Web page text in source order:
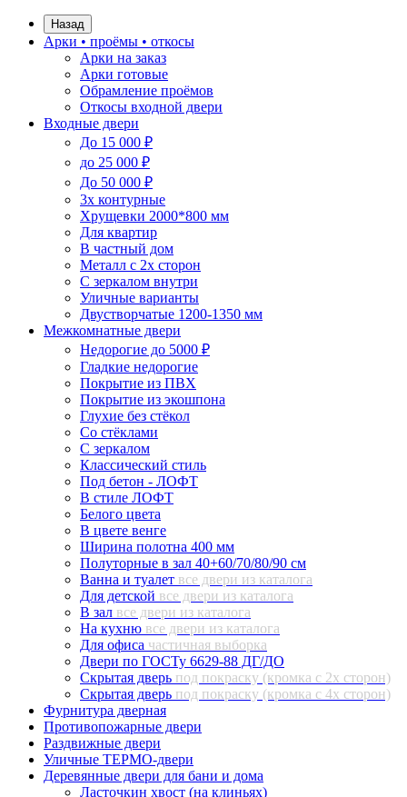
Назад
Арки • проёмы • откосы
Арки на заказ
Арки готовые
Обрамление проёмов
Откосы входной двери
Входные двери
До 15 000 ₽
до 25 000 ₽
До 50 000 ₽
3х контурные
Хрущевки 2000*800 мм
Для квартир
В частный дом
Металл с 2х сторон
С зеркалом внутри
Уличные варианты
Двустворчатые 1200-1350 мм
Межкомнатные двери
Недорогие до 5000 ₽
Гладкие недорогие
Покрытие из ПВХ
Покрытие из экошпона
Глухие без стёкол
Со стёклами
С зеркалом
Классический стиль
Под бетон - ЛОФТ
В стиле ЛОФТ
Белого цвета
В цвете венге
Ширина полотна 400 мм
Полуторные в зал 40+60/70/80/90 см
Ванна и туалет все двери из каталога
Для детской все двери из каталога
В зал все двери из каталога
На кухню все двери из каталога
Для офиса частичная выборка
Двери по ГОСТу 6629-88 ДГ/ДО
Скрытая дверь под покраску (кромка с 2х сторон)
Скрытая дверь под покраску (кромка с 4х сторон)
Фурнитура дверная
Противопожарные двери
Раздвижные двери
Уличные ТЕРМО-двери
Деревянные двери для бани и дома
Ласточкин хвост (на клиньях)